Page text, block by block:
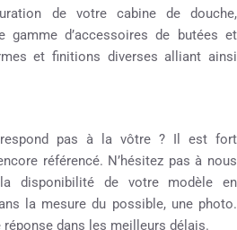
de votre cabine de douche,
gamme d’accessoires de butées et
et finitions diverses alliant ainsi
pas à la vôtre ? Il est fort
référencé. N’hésitez pas à nous
disponibilité de votre modèle en
la mesure du possible, une photo.
dans les meilleurs délais.